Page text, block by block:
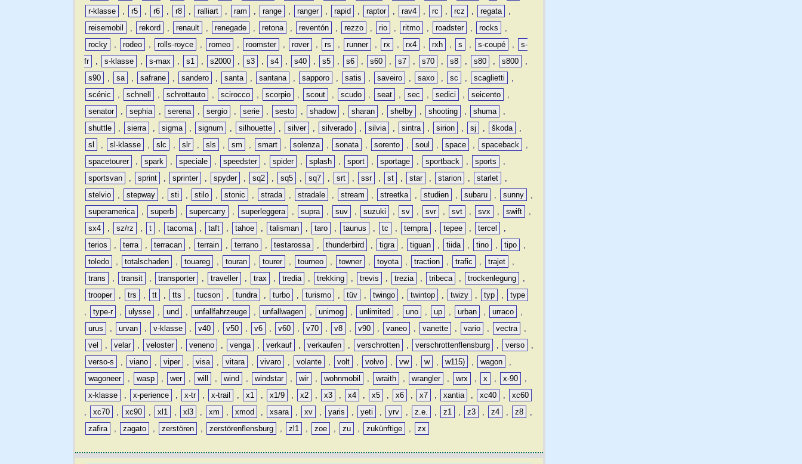
r-klasse
, r5 , r6 , r8 , ralliart , ram , range , ranger , rapid , raptor , rav4 , rc , rcz , regata
,
reisemobil
, rekord , renault , renegade , retona , reventón , rezzo , rio , ritmo , roadster , rocks
,
rocky
, rodeo , rolls-royce , romeo , roomster , rover , rs , runner , rx , rx4 , rxh , s , s-coupé ,
s-
fr
, s-klasse , s-max , s1 , s2000 , s3 , s4 , s40 , s5 , s6 , s60 , s7 , s70 , s8 , s80 , s800
,
s90
, sa , safrane , sandero , santa , santana , sapporo , satis , saveiro , saxo , sc , scaglietti
,
scénic
, schnell , schrottauto , scirocco , scorpio , scout , scudo , seat , sec , sedici , seicento
,
senator
, sephia , serena , sergio , serie , sesto , shadow , sharan , shelby , shooting , shuma
,
shuttle
, sierra , sigma , signum , silhouette , silver , silverado , silvia , sintra , sirion , sj , škoda
,
sl
, sl-klasse , slc , slr , sls , sm , smart , solenza , sonata , sorento , soul , space , spaceback
,
spacetourer
, spark , speciale , speedster , spider , splash , sport , sportage , sportback , sports
,
sportsvan
, sprint , sprinter , spyder , sq2 , sq5 , sq7 , srt , ssr , st , star , starion , starlet
,
stelvio
, stepway , sti , stilo , stonic , strada , stradale , stream , streetka , studien , subaru , sunny
,
superamerica
, superb , supercarry , superleggera , supra , suv , suzuki , sv , svr , svt , svx , swift
,
sx4
, sz/rz , t , tacoma , taft , tahoe , talisman , taro , taunus , tc , tempra , tepee , tercel
,
terios
, terra , terracan , terrain , terrano , testarossa , thunderbird , tigra , tiguan , tiida , tino , tipo
,
toledo
, totalschaden , touareg , touran , tourer , tourneo , towner , toyota , traction , trafic , trajet
,
trans
, transit , transporter , traveller , trax , tredia , trekking , trevis , trezia , tribeca , trockenlegung
,
trooper
, trs , tt , tts , tucson , tundra , turbo , turismo , tüv , twingo , twintop , twizy , typ ,
type
,
type-r , ulysse , und , unfallfahrzeuge , unfallwagen , unimog , unlimited , uno , up , urban , urraco
,
urus
, urvan , v-klasse , v40 , v50 , v6 , v60 , v70 , v8 , v90 , vaneo , vanette , vario , vectra
,
vel
, velar , veloster , veneno , venga , verkauf , verkaufen , verschrotten , verschrottenflensburg , verso
,
verso-s
, viano , viper , visa , vitara , vivaro , volante , volt , volvo , vw , w , w115) , wagon
,
wagoneer
, wasp , wer , will , wind , windstar , wir , wohnmobil , wraith , wrangler , wrx , x , x-90
,
x-klasse
, x-perience , x-tr , x-trail , x1 , x1/9 , x2 , x3 , x4 , x5 , x6 , x7 , xantia , xc40 ,
xc60
,
xc70 , xc90 , xl1 , xl3 , xm , xmod , xsara , xv , yaris , yeti , yrv , z.e. , z1 , z3 , z4 , z8
,
zafira
, zagato , zerstören , zerstörenflensburg , zl1 , zoe , zu , zukünftige , zx